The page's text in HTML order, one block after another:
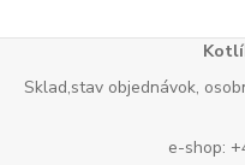
Sklad,stav objednávok,
e-shop: